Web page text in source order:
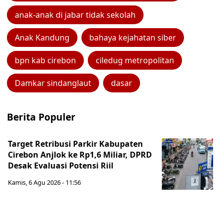
anak-anak di jabar tidak sekolah
Anak Kandung bahaya kejahatan siber
bpn kab cirebon ciledug metropolitan
Damkar sindanglaut dasar
Berita Populer
Target Retribusi Parkir Kabupaten
Cirebon Anjlok ke Rp1,6 Miliar, DPRD
Desak Evaluasi Potensi Riil
Kamis, 6 Agu 2026 - 11:56